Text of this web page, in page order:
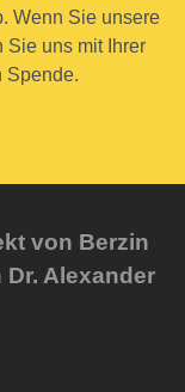
Wenn Sie unsere
Sie uns mit Ihrer
Spende.
von Berzin
Alexander